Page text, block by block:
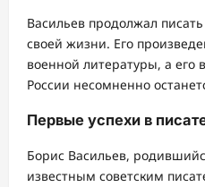
Васильев продолжал
своей жизни. Его
военной литературы, а его
России несомненно
Первые успехи в
Борис Васильев,
известным советским